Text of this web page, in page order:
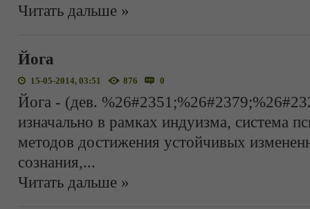
Читать дальше »
Йога
15-05-2014, 03:51 876 0
Йога - (дев.
изначально в рамках индуизма, система
методов достижения устойчивых
сознания,...
Читать дальше »